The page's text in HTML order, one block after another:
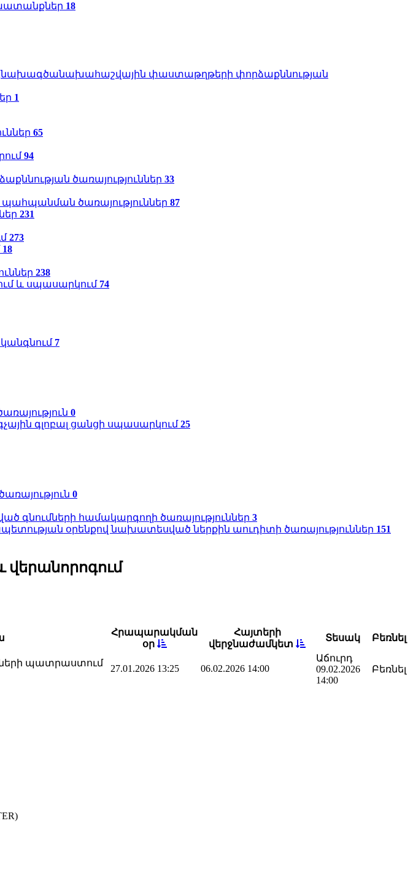
18
փաստաթղթերի փորձաքննության
1
65
94
ծառայություններ 33
պահպանման ծառայություններ 87
231
273
18
238
և սպասարկում 74
7
0
գլոբալ ցանցի սպասարկում25
0
գնումների համակարգողի ծառայություններ 3
օրենքով նախատեսված ներքին աուդիտի ծառայություններ 151
Հրապարակման
օր
Հայտերի
վերջնաժամկետ
Տեսակ Բեռնել
պատրաստում
27.01.2026 13:25 06.02.2026 14:00
Աճուրդ
09.02.2026
14:00
Բեռնել